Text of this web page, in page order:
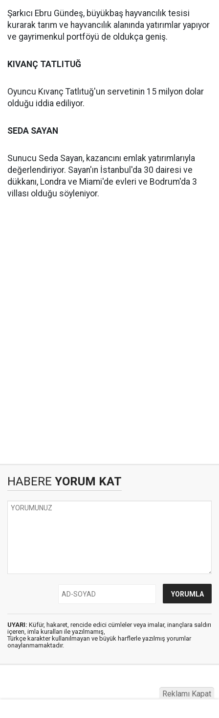
Şarkıcı Ebru Gündeş, büyükbaş hayvancılık tesisi
kurarak tarım ve hayvancılık alanında yatırımlar yapıyor
ve gayrimenkul portföyü de oldukça geniş.
KIVANÇ TATLITUĞ
Oyuncu Kıvanç Tatlıtuğ'un servetinin 15 milyon dolar
olduğu iddia ediliyor.
SEDA SAYAN
Sunucu Seda Sayan, kazancını emlak yatırımlarıyla
değerlendiriyor. Sayan'ın İstanbul'da 30 dairesi ve
dükkanı, Londra ve Miami'de evleri ve Bodrum'da 3
villası olduğu söyleniyor.
HABERE YORUM KAT
UYARI: Küfür, hakaret, rencide edici cümleler veya imalar, inançlara saldırı
içeren, imla kuralları ile yazılmamış,
Türkçe karakter kullanılmayan ve büyük harflerle yazılmış yorumlar
onaylanmamaktadır.
Reklamı Kapat